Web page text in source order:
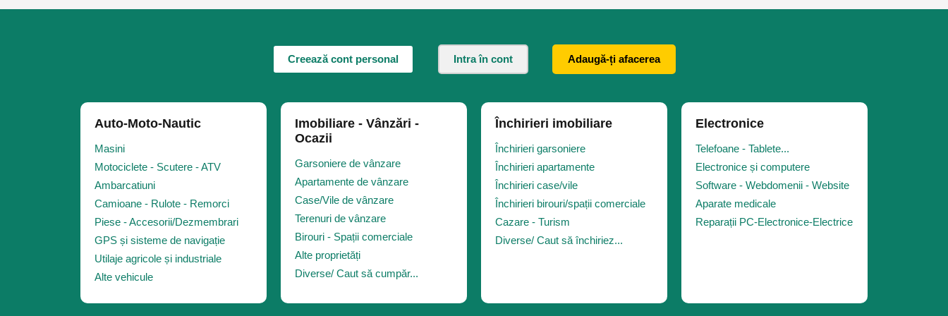
SALOANE MASAJ 1
MUTARI
SERVICE AUTO
GAZDUIRE HOSTING
TRANSPORT
Creează cont personal Intra în cont Adaugă-ți afacerea
Auto-Moto-Nautic
Masini
Motociclete - Scutere - ATV
Ambarcatiuni
Camioane - Rulote - Remorci
Piese - Accesorii/Dezmembrari
GPS și sisteme de navigație
Utilaje agricole și industriale
Alte vehicule
Imobiliare - Vânzări -
Ocazii
Garsoniere de vânzare
Apartamente de vânzare
Case/Vile de vânzare
Terenuri de vânzare
Birouri - Spații comerciale
Alte proprietăți
Diverse/ Caut să cumpăr...
Închirieri imobiliare
Închirieri garsoniere
Închirieri apartamente
Închirieri case/vile
Închirieri birouri/spații comerciale
Cazare - Turism
Diverse/ Caut să închiriez...
Electronice
Telefoane - Tablete...
Electronice și computere
Software - Webdomenii - Website
Aparate medicale
Reparații PC-Electronice-Electrice